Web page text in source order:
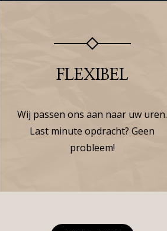
FLEXIBEL
Wij passen ons aan naar uw uren.
Last minute opdracht? Geen
probleem!